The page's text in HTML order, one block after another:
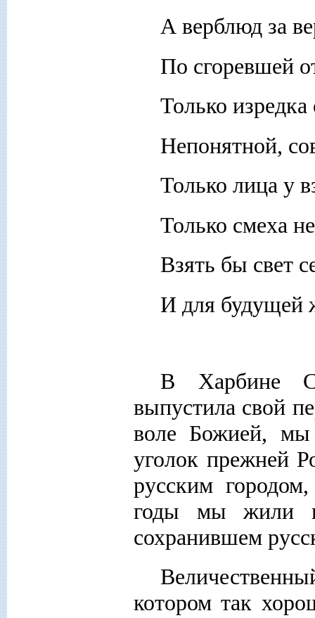
А верблюд за
По сгоревшей
Только
Непонятной,
Только лица у
Только смеха
Взять бы свет
И для будущей
В Харбине
выпустила свой
воле Божией,
уголок прежней
русским
годы мы жили
сохранившем
котором так